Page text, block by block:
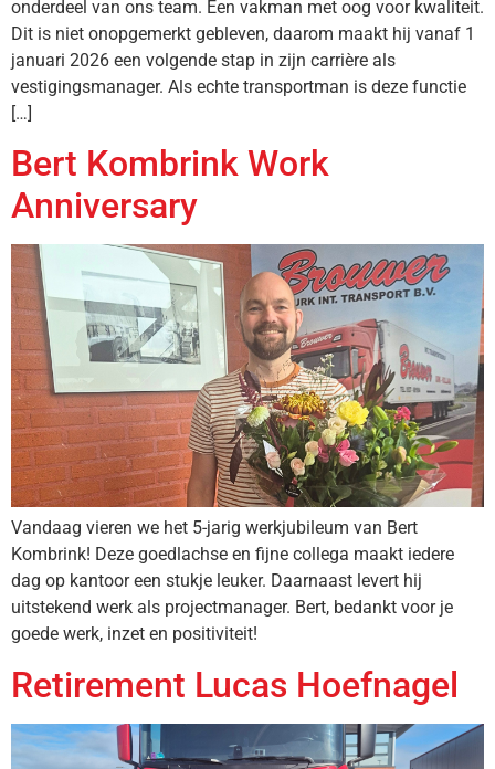
onderdeel van ons team. Een vakman met oog voor kwaliteit.
Dit is niet onopgemerkt gebleven, daarom maakt hij vanaf 1
januari 2026 een volgende stap in zijn carrière als
vestigingsmanager. Als echte transportman is deze functie
[…]
Bert Kombrink Work
Anniversary
Vandaag vieren we het 5-jarig werkjubileum van Bert
Kombrink! Deze goedlachse en fijne collega maakt iedere
dag op kantoor een stukje leuker. Daarnaast levert hij
uitstekend werk als projectmanager. Bert, bedankt voor je
goede werk, inzet en positiviteit!
Retirement Lucas Hoefnagel